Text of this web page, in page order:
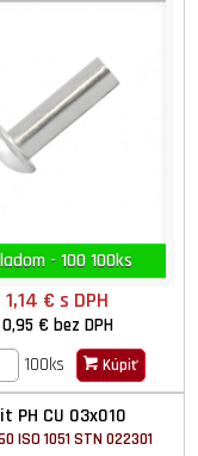
- 100 100ks
1,14 €s DPH
0,95 € bez DPH
100ks
Kúpiť
PH CU 03x010
ISO 1051 STN 022301